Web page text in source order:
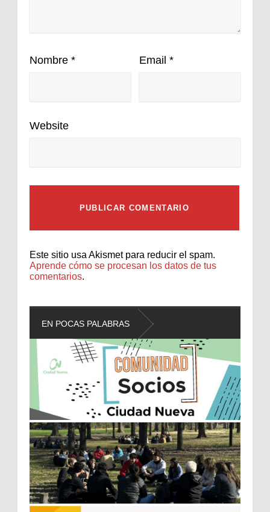
Nombre * Email *
Website
Este sitio usa Akismet para reducir el spam.
Aprende cómo se procesan los datos de tus
comentarios.
EN POCAS PALABRAS